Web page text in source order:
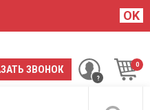
OK
ЗВОНОК